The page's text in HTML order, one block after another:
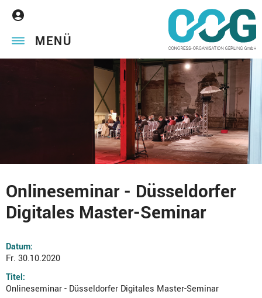
MENÜ
Onlineseminar - Düsseldorfer
Digitales Master-Seminar
Datum:
Fr. 30.10.2020
Titel:
Onlineseminar - Düsseldorfer Digitales Master-Seminar